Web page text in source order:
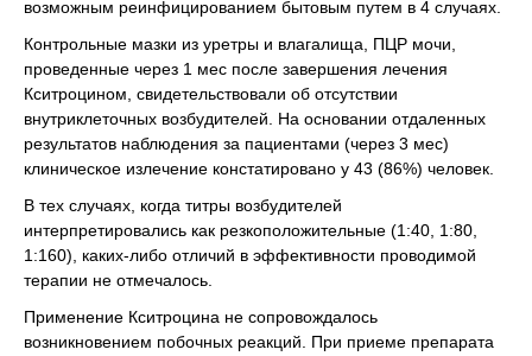
возможным реинфицированием бытовым путем в 4 случаях.
Контрольные мазки из уретры и влагалища, ПЦР мочи,
проведенные через 1 мес после завершения лечения
Кситроцином, свидетельствовали об отсутствии
внутриклеточных возбудителей. На основании отдаленных
результатов наблюдения за пациентами (через 3 мес)
клиническое излечение констатировано у 43 (86%) человек.
В тех случаях, когда титры возбудителей
интерпретировались как резкоположительные (1:40, 1:80,
1:160), каких-либо отличий в эффективности проводимой
терапии не отмечалось.
Применение Кситроцина не сопровождалось
возникновением побочных реакций. При приеме препарата